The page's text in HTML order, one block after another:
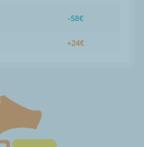
-58€
+24€